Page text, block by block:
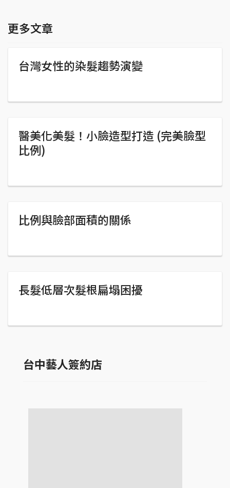
更多文章
台灣女性的染髮趨勢演變
醫美化美髮！小臉造型打造 (完美臉型
比例)
比例與臉部面積的關係
長髮低層次髮根扁塌困擾
台中藝人簽約店